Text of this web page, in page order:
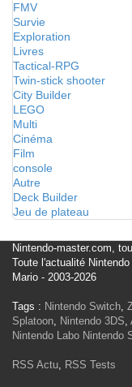
FMV
Survie
Exploration
Livres
Tactical-RPG
Twin-stick shooter
City Builder
LEGO
Multi
Cinéma
Film
console
Autre
Deck Builder
Jeu de plateau
Nintendo-master.com,
Toute l'actualité
Mario - 2003-2026
Tags : Nintendo Switch,
Splatoon, Nintendo 3DS,
Nintendo Labo Nintendo
RSS Actu, RSS Tests